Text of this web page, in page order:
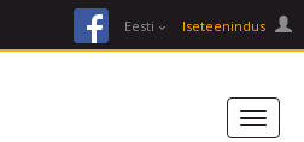
facebookEesti Iseteenindus